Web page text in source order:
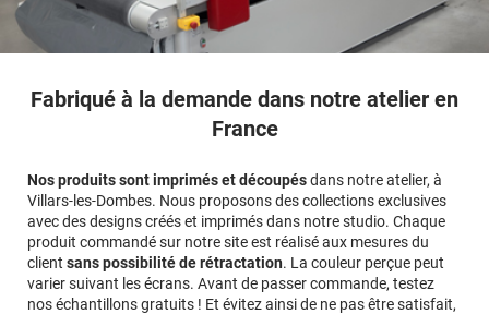
Fabriqué à la demande dans notre atelier en
France
Nos produits sont imprimés et découpésdans notre atelier, à
Villars-les-Dombes. Nous proposons des collections exclusives
avec des designs créés et imprimés dans notre studio. Chaque
produit commandé sur notre site est réalisé aux mesures du
client sans possibilité de rétractation. La couleur perçue peut
varier suivant les écrans. Avant de passer commande, testez
nos échantillons gratuits ! Et évitez ainsi de ne pas être satisfait,